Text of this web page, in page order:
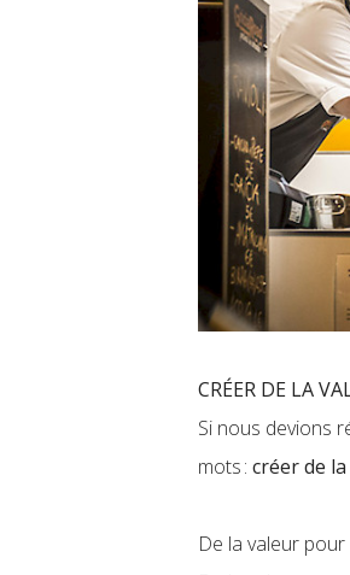
CRÉER DE LA
Si nous devions
mots :créer de
De la valeur